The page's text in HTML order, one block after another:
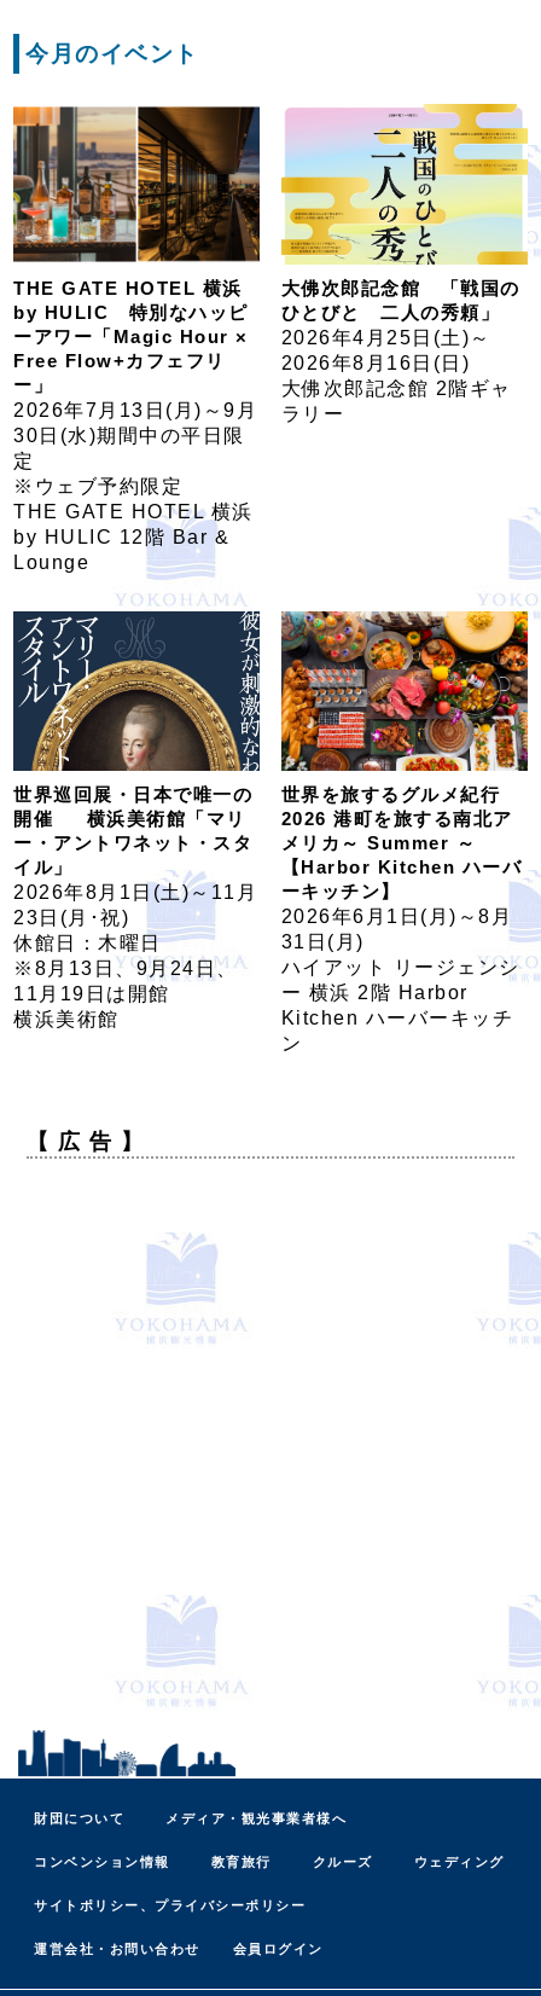
今月のイベント
THE GATE HOTEL 横浜
by HULIC 特別なハッピ
ーアワー「Magic Hour ×
Free Flow+カフェフリ
ー」
2026年7月13日(月)～9月
30日(水)期間中の平日限
定
※ウェブ予約限定
THE GATE HOTEL 横浜
by HULIC 12階 Bar &
Lounge
大佛次郎記念館 「戦国の
ひとびと 二人の秀頼」
2026年4月25日(土)～
2026年8月16日(日)
大佛次郎記念館 2階ギャ
ラリー
世界巡回展・日本で唯一の
開催 横浜美術館「マリ
ー・アントワネット・スタ
イル」
2026年8月1日(土)～11月
23日(月･祝)
休館日：木曜日
※8月13日、9月24日、
11月19日は開館
横浜美術館
世界を旅するグルメ紀行
2026 港町を旅する南北ア
メリカ～ Summer ～
【Harbor Kitchen ハーバ
ーキッチン】
2026年6月1日(月)～8月
31日(月)
ハイアット リージェンシ
ー 横浜 2階 Harbor
Kitchen ハーバーキッチ
ン
【 広 告 】
財団について メディア・観光事業者様へ
コンベンション情報 教育旅行 クルーズ ウェディング
サイトポリシー、プライバシーポリシー
運営会社・お問い合わせ 会員ログイン